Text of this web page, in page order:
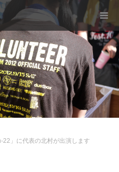
」に代表の北村が出演します